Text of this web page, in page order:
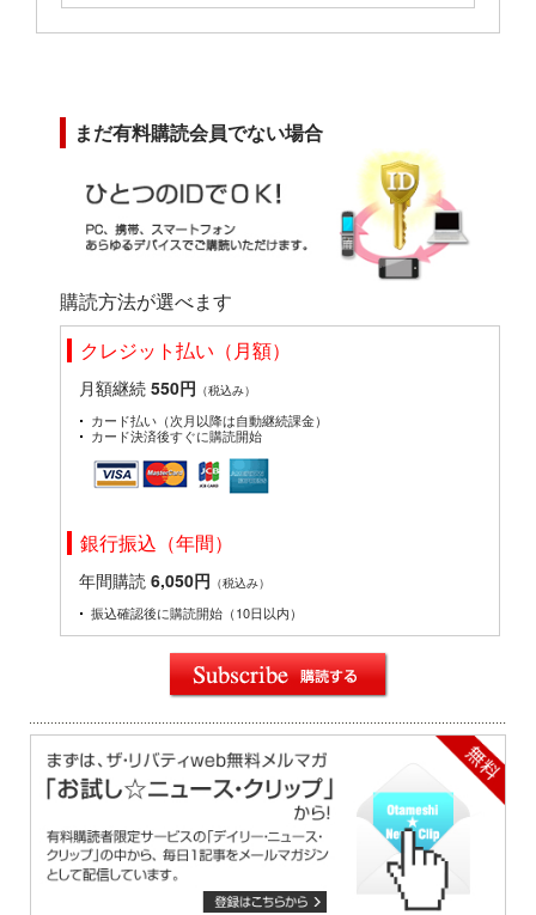
まだ有料購読会員でない場合
購読方法が選べます
クレジット払い（月額）
月額継続 550円 （税込み）
カード払い（次月以降は自動継続課金）
カード決済後すぐに購読開始
銀行振込（年間）
年間購読 6,050円 （税込み）
振込確認後に購読開始（10日以内）